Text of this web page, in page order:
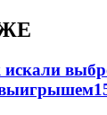
искали
выигрышем